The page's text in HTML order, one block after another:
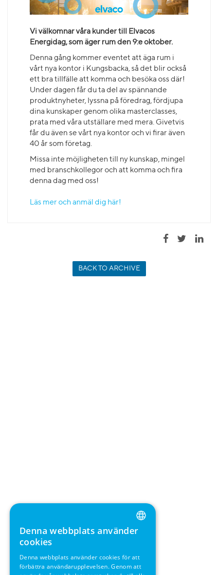
Vi välkomnar våra kunder till Elvacos
Energidag, som äger rum den 9:e oktober.
Denna gång kommer eventet att äga rum i
vårt nya kontor i Kungsbacka, så det blir också
ett bra tillfälle att komma och besöka oss där!
Under dagen får du ta del av spännande
produktnyheter, lyssna på föredrag, fördjupa
dina kunskaper genom olika masterclasses,
prata med våra utställare med mera. Givetvis
får du även se vårt nya kontor och vi firar även
40 år som företag.
Missa inte möjligheten till ny kunskap, mingel
med branschkollegor och att komma och fira
denna dag med oss!
Läs mer och anmäl dig här!
BACK TO ARCHIVE
ENGLISH
SWEDISH
Denna webbplats använder
cookies
Denna webbplats använder cookies för att
förbättra användarupplevelsen. Genom att